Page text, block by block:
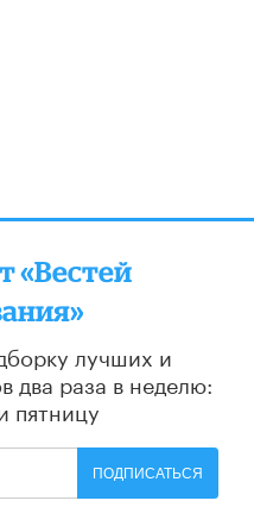
«Вестей
лучших и
два раза в неделю:
пятницу
ПОДПИСАТЬСЯ